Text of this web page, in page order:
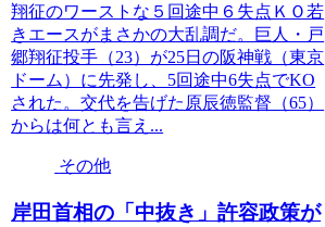
翔征のワーストな５回途中６失点ＫＯ若
きエースがまさかの大乱調だ。巨人・戸
郷翔征投手（23）が25日の阪神戦（東京
ドーム）に先発し、5回途中6失点でKO
された。交代を告げた原辰徳監督（65）
からは何とも言え...
その他
岸田首相の「中抜き」許容政策が